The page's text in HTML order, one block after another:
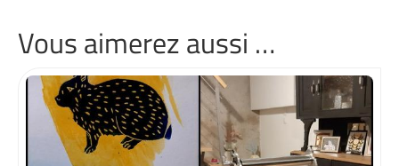
Vous aimerez aussi …